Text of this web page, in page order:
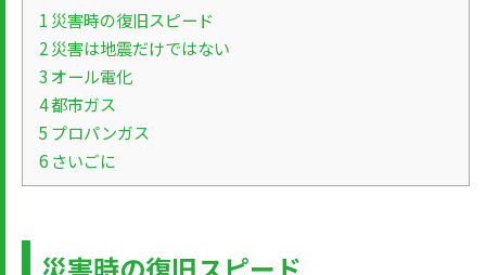
1 災害時の復旧スピード
2災害は地震だけではない
3 オール電化
4都市ガス
5 プロパンガス
6 さいごに